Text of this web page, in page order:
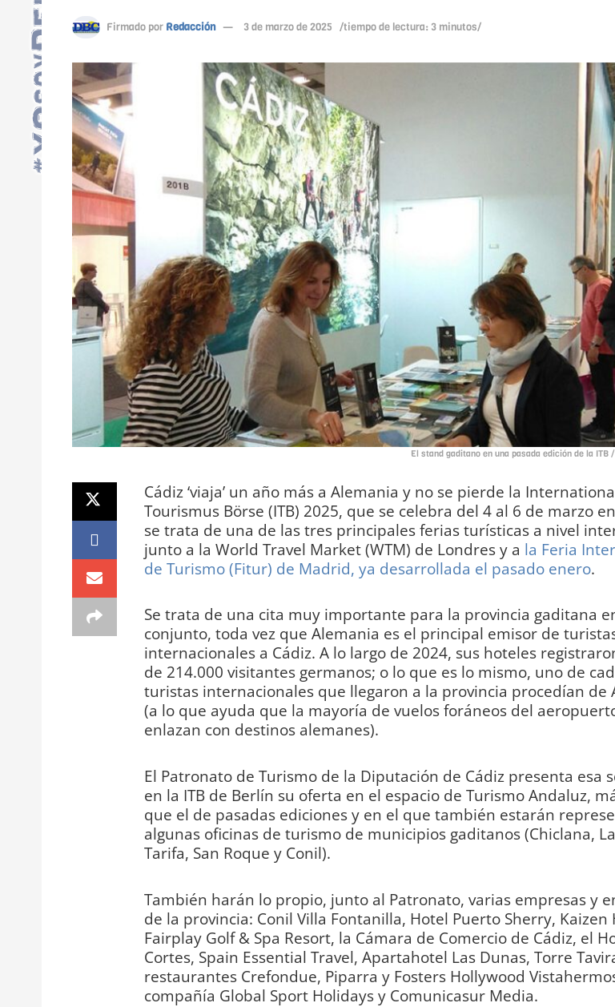
Firmado por Redacción 3 de marzo de 2025 /tiempo de lectura: 3 minutos/
El stand gaditano en una pasada edición de la ITB
Cádiz ‘viaja’ un año más a Alemania y no se pierde la
Tourismus Börse (ITB) 2025, que se celebra del 4 al 6 de marzo
se trata de una de las tres principales ferias turísticas a nivel
junto a la World Travel Market (WTM) de Londres y a la Feria
de Turismo (Fitur) de Madrid, ya desarrollada el pasado enero.
Se trata de una cita muy importante para la provincia gaditana
conjunto, toda vez que Alemania es el principal emisor de
internacionales a Cádiz. A lo largo de 2024, sus hoteles
de 214.000 visitantes germanos; o lo que es lo mismo, uno de
turistas internacionales que llegaron a la provincia procedían de
(a lo que ayuda que la mayoría de vuelos foráneos del
enlazan con destinos alemanes).
El Patronato de Turismo de la Diputación de Cádiz presenta esa
en la ITB de Berlín su oferta en el espacio de Turismo Andaluz,
que el de pasadas ediciones y en el que también estarán
algunas oficinas de turismo de municipios gaditanos (Chiclana,
Tarifa, San Roque y Conil).
También harán lo propio, junto al Patronato, varias empresas y
de la provincia: Conil Villa Fontanilla, Hotel Puerto Sherry, Kaizen
Fairplay Golf & Spa Resort, la Cámara de Comercio de Cádiz, el
Cortes, Spain Essential Travel, Apartahotel Las Dunas, Torre
restaurantes Crefondue, Piparra y Fosters Hollywood
compañía Global Sport Holidays y Comunicasur Media.